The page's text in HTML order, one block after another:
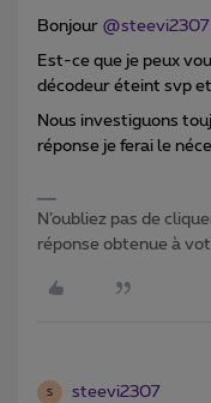
Bonjour @steevi2307
Est-ce que je peux
décodeur éteint svp
Nous investiguons
réponse je ferai le
N’oubliez pas de
réponse obtenue à
S steevi2307